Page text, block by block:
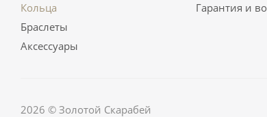
Кольца
Браслеты
Аксессуары
Гарантия и
2026 © Золотой Скарабей